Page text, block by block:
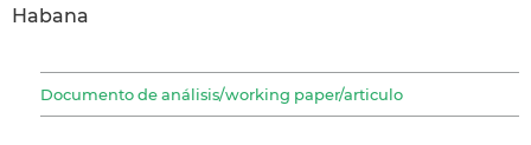
Habana
Documento de análisis/working paper/articulo